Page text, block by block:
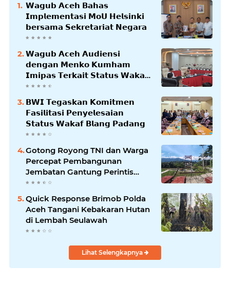
𝗪𝗮𝗴𝘂𝗯 𝗔𝗰𝗲𝗵 𝗕𝗮𝗵𝗮𝘀
𝗜𝗺𝗽𝗹𝗲𝗺𝗲𝗻𝘁𝗮𝘀𝗶 𝗠𝗼𝗨 𝗛𝗲𝗹𝘀𝗶𝗻𝗸𝗶
𝗯𝗲𝗿𝘀𝗮𝗺𝗮 𝗦𝗲𝗸𝗿𝗲𝘁𝗮𝗿𝗶𝗮𝘁 𝗡𝗲𝗴𝗮𝗿𝗮
𝗪𝗮𝗴𝘂𝗯 𝗔𝗰𝗲𝗵 𝗔𝘂𝗱𝗶𝗲𝗻𝘀𝗶
𝗱𝗲𝗻𝗴𝗮𝗻 𝗠𝗲𝗻𝗸𝗼 𝗞𝘂𝗺𝗵𝗮𝗺
𝗜𝗺𝗶𝗽𝗮𝘀 𝗧𝗲𝗿𝗸𝗮𝗶𝘁 𝗦𝘁𝗮𝘁𝘂𝘀 𝗪𝗮𝗸𝗮𝗳
𝗕𝗹𝗮𝗻𝗴𝗽𝗮𝗱𝗮𝗻𝗴
𝗕𝗪𝗜 𝗧𝗲𝗴𝗮𝘀𝗸𝗮𝗻 𝗞𝗼𝗺𝗶𝘁𝗺𝗲𝗻
𝗙𝗮𝘀𝗶𝗹𝗶𝘁𝗮𝘀𝗶 𝗣𝗲𝗻𝘆𝗲𝗹𝗲𝘀𝗮𝗶𝗮𝗻
𝗦𝘁𝗮𝘁𝘂𝘀 𝗪𝗮𝗸𝗮𝗳 𝗕𝗹𝗮𝗻𝗴 𝗣𝗮𝗱𝗮𝗻𝗴
Gotong Royong TNI dan Warga
Percepat Pembangunan
Jembatan Gantung Perintis
Kuta Ujung Aceh Tenggara
Quick Response Brimob Polda
Aceh Tangani Kebakaran Hutan
di Lembah Seulawah
Lihat Selengkapnya